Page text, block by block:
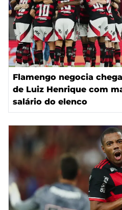
Flamengo negocia
de Luiz Henrique com
salário do elenco